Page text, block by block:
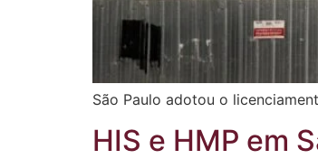
São Paulo adotou o
HIS e HMP em